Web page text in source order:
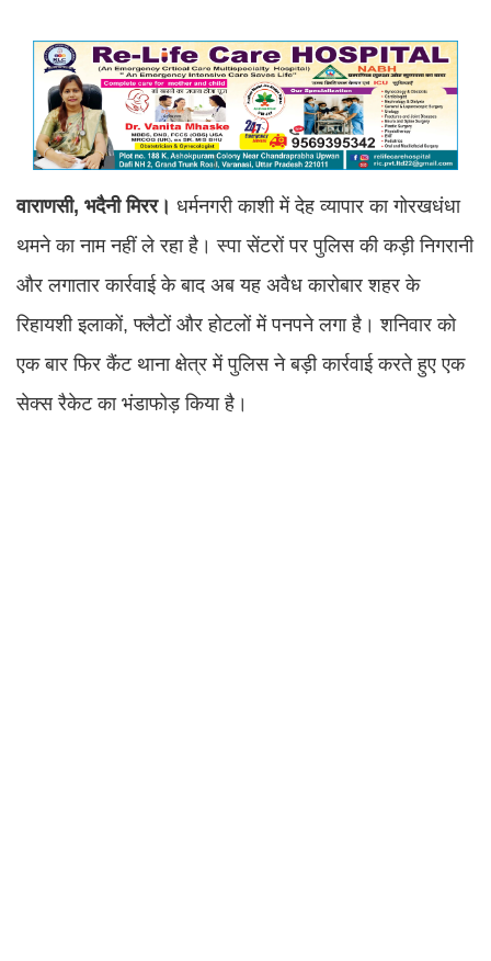
वाराणसी, भदैनी मिरर। धर्मनगरी काशी में देह व्यापार का गोरखधंधा
थमने का नाम नहीं ले रहा है। स्पा सेंटरों पर पुलिस की कड़ी निगरानी
और लगातार कार्रवाई के बाद अब यह अवैध कारोबार शहर के
रिहायशी इलाकों, फ्लैटों और होटलों में पनपने लगा है। शनिवार को
एक बार फिर कैंट थाना क्षेत्र में पुलिस ने बड़ी कार्रवाई करते हुए एक
सेक्स रैकेट का भंडाफोड़ किया है।